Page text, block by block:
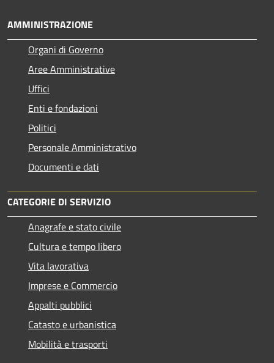
AMMINISTRAZIONE
Organi di Governo
Aree Amministrative
Uffici
Enti e fondazioni
Politici
Personale Amministrativo
Documenti e dati
CATEGORIE DI SERVIZIO
Anagrafe e stato civile
Cultura e tempo libero
Vita lavorativa
Imprese e Commercio
Appalti pubblici
Catasto e urbanistica
Mobilità e trasporti